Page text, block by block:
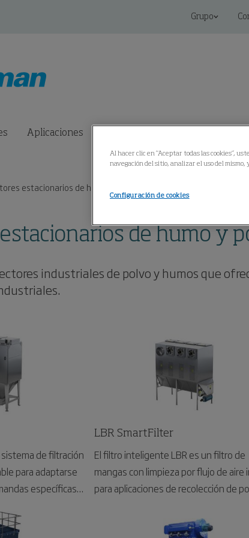
Grupo
Aplicaciones
estacionarios de humo y polvo de bajo vacío
de humo y
industriales de polvo y humos que
sistema de filtración
para adaptarse
específicas
tanto para
LBR SmartFilter
El filtro inteligente LBR es un filtro de
mangas con limpieza por flujo de aire
para aplicaciones de recolección de
(muebles, ventanas, puertas, pisos,
Al hacer clic en “Aceptar todas las cookies”,
navegación del sitio, analizar el uso del
Configuración de cookies